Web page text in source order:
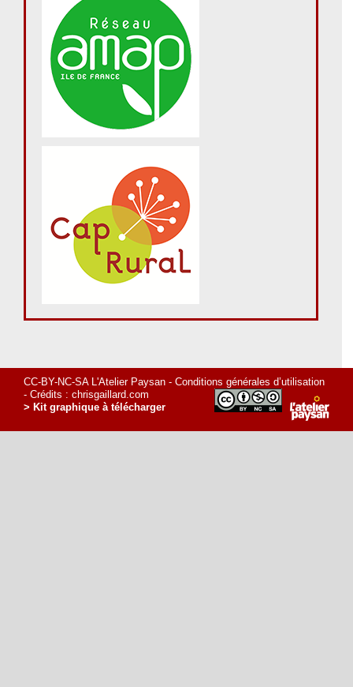
CC-BY-NC-SA L'Atelier Paysan - Conditions générales d’utilisation
- Crédits : chrisgaillard.com
> Kit graphique à télécharger